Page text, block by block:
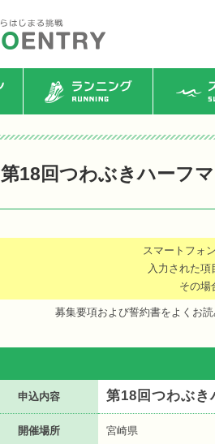
ランニング ス
第18回つわぶきハーフ
スマートフォ
入力された
その場
募集要項および誓約書をよくお
申込内容 第18回つわぶき
開催場所 宮崎県